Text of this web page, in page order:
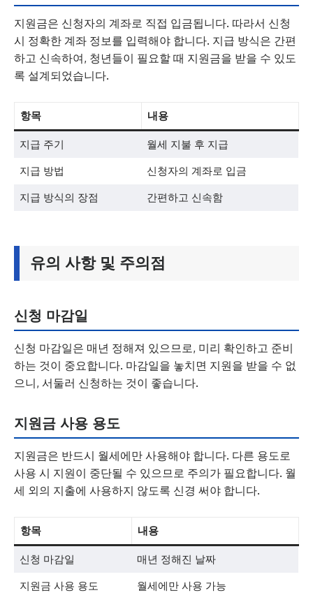
지원금은 신청자의 계좌로 직접 입금됩니다. 따라서 신청
시 정확한 계좌 정보를 입력해야 합니다. 지급 방식은 간편
하고 신속하여, 청년들이 필요할 때 지원금을 받을 수 있도
록 설계되었습니다.
항목 내용
지급 주기 월세 지불 후 지급
지급 방법 신청자의 계좌로 입금
지급 방식의 장점 간편하고 신속함
유의 사항 및 주의점
신청 마감일
신청 마감일은 매년 정해져 있으므로, 미리 확인하고 준비
하는 것이 중요합니다. 마감일을 놓치면 지원을 받을 수 없
으니, 서둘러 신청하는 것이 좋습니다.
지원금 사용 용도
지원금은 반드시 월세에만 사용해야 합니다. 다른 용도로
사용 시 지원이 중단될 수 있으므로 주의가 필요합니다. 월
세 외의 지출에 사용하지 않도록 신경 써야 합니다.
항목 내용
신청 마감일 매년 정해진 날짜
지원금 사용 용도 월세에만 사용 가능